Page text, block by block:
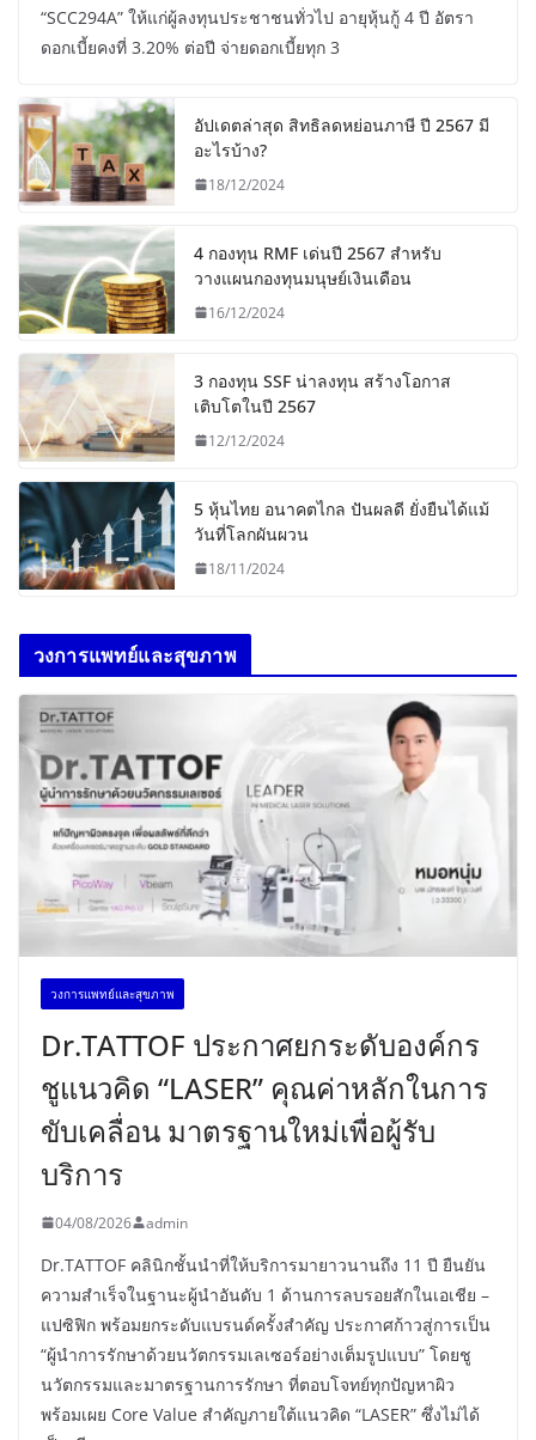
“SCC294A” ให้แก่ผู้ลงทุนประชาชนทั่วไป อายุหุ้นกู้ 4 ปี อัตรา
ดอกเบี้ยคงที่ 3.20% ต่อปี จ่ายดอกเบี้ยทุก 3
อัปเดตล่าสุด สิทธิลดหย่อนภาษี ปี 2567 มี
อะไรบ้าง?
18/12/2024
4 กองทุน RMF เด่นปี 2567 สำหรับ
วางแผนกองทุนมนุษย์เงินเดือน
16/12/2024
3 กองทุน SSF น่าลงทุน สร้างโอกาส
เติบโตในปี 2567
12/12/2024
5 หุ้นไทย อนาคตไกล ปันผลดี ยั่งยืนได้แม้
วันที่โลกผันผวน
18/11/2024
วงการแพทย์และสุขภาพ
วงการแพทย์และสุขภาพ
Dr.TATTOF ประกาศยกระดับองค์กร
ชูแนวคิด “LASER” คุณค่าหลักในการ
ขับเคลื่อน มาตรฐานใหม่เพื่อผู้รับ
บริการ
04/08/2026 admin
Dr.TATTOF คลินิกชั้นนำที่ให้บริการมายาวนานถึง 11 ปี ยืนยัน
ความสำเร็จในฐานะผู้นำอันดับ 1 ด้านการลบรอยสักในเอเชีย –
แปซิฟิก พร้อมยกระดับแบรนด์ครั้งสำคัญ ประกาศก้าวสู่การเป็น
“ผู้นำการรักษาด้วยนวัตกรรมเลเซอร์อย่างเต็มรูปแบบ” โดยชู
นวัตกรรมและมาตรฐานการรักษา ที่ตอบโจทย์ทุกปัญหาผิว
พร้อมเผย Core Value สำคัญภายใต้แนวคิด “LASER” ซึ่งไม่ได้